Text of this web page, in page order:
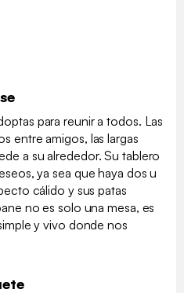
para reunir a todos. Las
entre amigos, las largas
a su alrededor. Su tablero
ya sea que haya dos u
cálido y sus patas
no es solo una mesa, es
y vivo donde nos